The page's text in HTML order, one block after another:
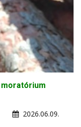
2026.06.09.